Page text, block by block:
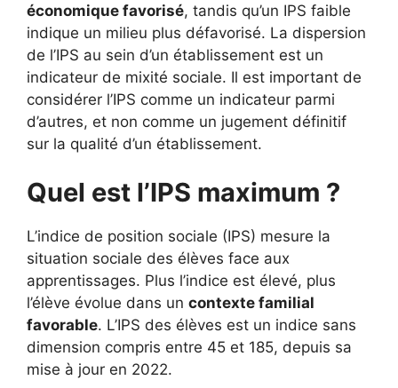
économique favorisé, tandis qu’un IPS faible
indique un milieu plus défavorisé. La dispersion
de l’IPS au sein d’un établissement est un
indicateur de mixité sociale. Il est important de
considérer l’IPS comme un indicateur parmi
d’autres, et non comme un jugement définitif
sur la qualité d’un établissement.
Quel est l’IPS maximum ?
L’indice de position sociale (IPS) mesure la
situation sociale des élèves face aux
apprentissages. Plus l’indice est élevé, plus
l’élève évolue dans un contexte familial
favorable. L’IPS des élèves est un indice sans
dimension compris entre 45 et 185, depuis sa
mise à jour en 2022.